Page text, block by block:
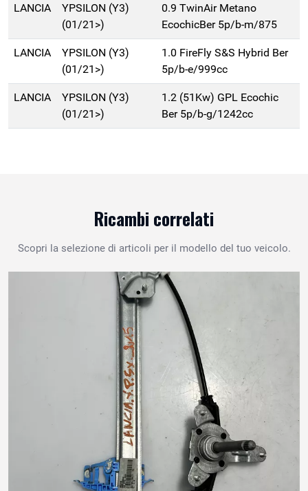
LANCIA
YPSILON (Y3)
(01/21>)
0.9 TwinAir Metano
EcochicBer 5p/b-m/875
LANCIA
YPSILON (Y3)
(01/21>)
1.0 FireFly S&S Hybrid Ber
5p/b-e/999cc
LANCIA
YPSILON (Y3)
(01/21>)
1.2 (51Kw) GPL Ecochic
Ber 5p/b-g/1242cc
Ricambi correlati
Scopri la selezione di articoli per il modello del tuo veicolo.